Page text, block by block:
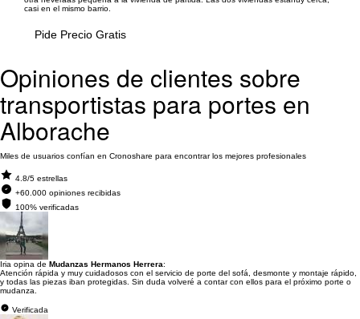
casi en el mismo barrio.
Pide Precio Gratis
Opiniones de clientes sobre
transportistas para portes en
Alborache
Miles de usuarios confían en Cronoshare para encontrar los mejores profesionales
4.8/5 estrellas
+60.000 opiniones recibidas
100% verificadas
Iria opina de Mudanzas Hermanos Herrera:
Atención rápida y muy cuidadosos con el servicio de porte del sofá, desmonte y montaje rápido,
y todas las piezas iban protegidas. Sin duda volveré a contar con ellos para el próximo porte o
mudanza.
Verificada